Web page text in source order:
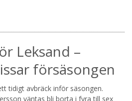
Leksand –
försäsongen
tidigt avbräck inför säsongen.
väntas bli borta i fyra till sex